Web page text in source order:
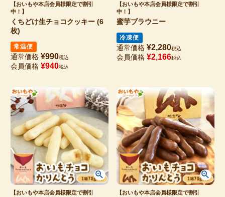
【おいもや本店会員様限定で割引
中！】
くちどけ生チョコクッキー (6
枚)
常温便
通常価格 ¥990税込
会員価格 ¥940税込
【おいもや本店会員様限定で割引
中！】
蜜芋ブラウニー
冷凍便
通常価格 ¥2,280税込
会員価格 ¥2,166税込
【おいもや本店会員様限定で割引
【おいもや本店会員様限定で割引